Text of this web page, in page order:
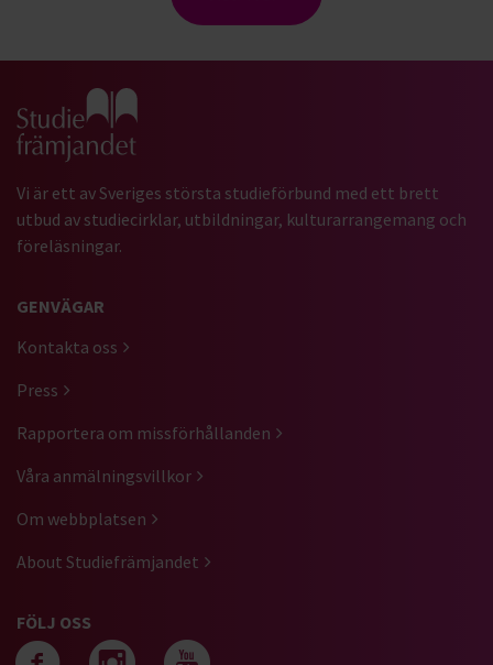
Gå till studiefrämjandets startsida
Vi är ett av Sveriges största studieförbund med ett brett
utbud av studiecirklar, utbildningar, kulturarrangemang och
föreläsningar.
GENVÄGAR
Kontakta oss
Press
Rapportera om missförhållanden
Våra anmälningsvillkor
Om webbplatsen
About Studiefrämjandet
FÖLJ OSS